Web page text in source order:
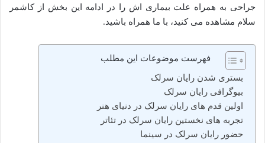
جراحی به همراه علت بیماری اش را در ادامه این بخش از کاشمر
سلام مشاهده می کنید، با ما همراه باشید.
فهرست موضوعات این مطلب
بستری شدن رایان سرلک
بیوگرافی رایان سرلک
اولین قدم‌ های رایان سرلک در دنیای هنر
تجربه‌ های نخستین رایان سرلک در تئاتر
حضور رایان سرلک در سینما